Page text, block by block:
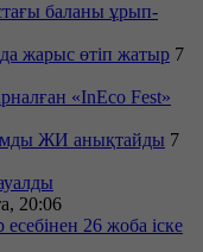
баланы ұрып-
жарыс өтіп жатыр 7
«InEco Fest»
ЖИ анықтайды 7
20:06
26 жоба іске